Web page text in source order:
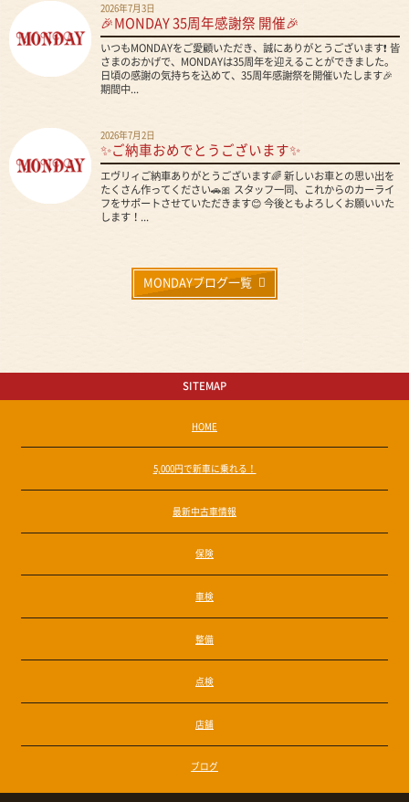
2026年7月3日
🎉MONDAY 35周年感謝祭 開催🎉
いつもMONDAYをご愛顧いただき、誠にありがとうございます❗ 皆
さまのおかげで、MONDAYは35周年を迎えることができました。
日頃の感謝の気持ちを込めて、35周年感謝祭を開催いたします🎉
期間中...
2026年7月2日
✨ご納車おめでとうございます✨
エヴリィご納車ありがとうございます🌈 新しいお車との思い出を
たくさん作ってください🚗🎀 スタッフ一同、これからのカーライ
フをサポートさせていただきます😊 今後ともよろしくお願いいた
します！...
MONDAYブログ一覧
SITEMAP
HOME
5,000円で新車に乗れる！
最新中古車情報
保険
車検
整備
点検
店舗
ブログ